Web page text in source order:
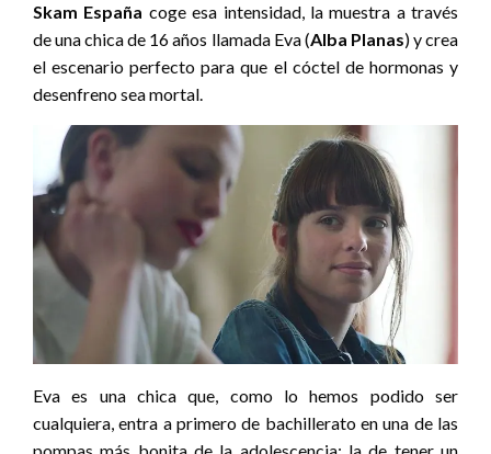
Skam España coge esa intensidad, la muestra a través
de una chica de 16 años llamada Eva (Alba Planas) y crea
el escenario perfecto para que el cóctel de hormonas y
desenfreno sea mortal.
Eva es una chica que, como lo hemos podido ser
cualquiera, entra a primero de bachillerato en una de las